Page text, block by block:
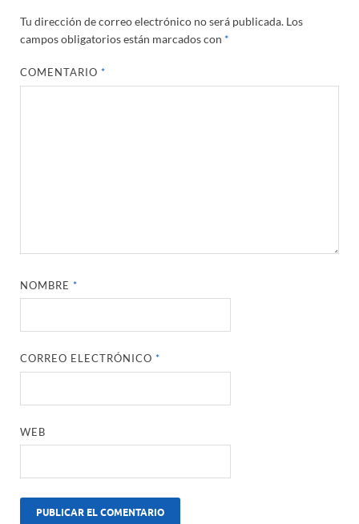
Tu dirección de correo electrónico no será publicada. Los
campos obligatorios están marcados con *
COMENTARIO*
NOMBRE*
CORREO ELECTRÓNICO*
WEB